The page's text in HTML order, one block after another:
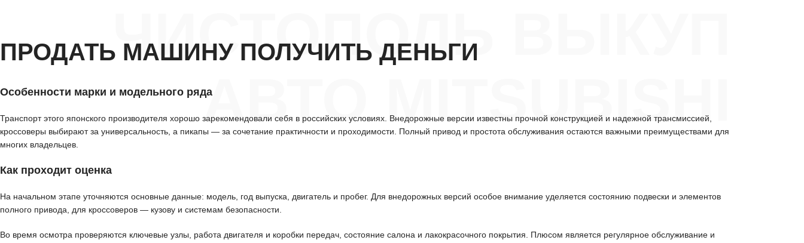
ЧИСТОПОЛЬ ВЫКУП
АВТО MITSUBISHI
ПРОДАТЬ МАШИНУ ПОЛУЧИТЬ ДЕНЬГИ
Особенности марки и модельного ряда
Транспорт этого японского производителя хорошо зарекомендовали себя в российских условиях. Внедорожные версии известны прочной конструкцией и надежной трансмиссией,
кроссоверы выбирают за универсальность, а пикапы — за сочетание практичности и проходимости. Полный привод и простота обслуживания остаются важными преимуществами для
многих владельцев.
Как проходит оценка
На начальном этапе уточняются основные данные: модель, год выпуска, двигатель и пробег. Для внедорожных версий особое внимание уделяется состоянию подвески и элементов
полного привода, для кроссоверов — кузову и системам безопасности.
Во время осмотра проверяются ключевые узлы, работа двигателя и коробки передач, состояние салона и лакокрасочного покрытия. Плюсом является регулярное обслуживание и